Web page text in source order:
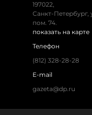
197022,
Санкт-Петербург,
пом. 74.
показать на карте
Телефон
(812) 328-28-28
E-mail
gazeta@dp.ru